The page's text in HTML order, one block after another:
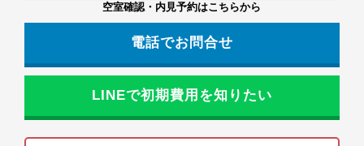
空室確認・内見予約はこちらから
電話でお問合せ
LINEで初期費用を知りたい